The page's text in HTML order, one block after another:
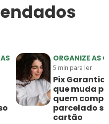
ORGANIZE AS
5min para ler
Pix
que muda
quem
parcelado
cartão